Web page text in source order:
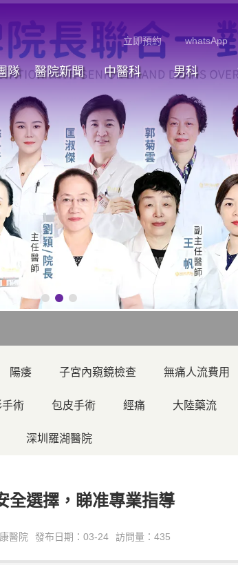
立即預約 whatsApp
隊 醫院新聞 中醫科 男科
陽痿 子宮內窺鏡檢查 無痛人流費用
手術 包皮手術 經痛 大陸藥流
深圳羅湖醫院
全選擇，睇准專業指導
醫院 發布日期：03-24 訪問量：435